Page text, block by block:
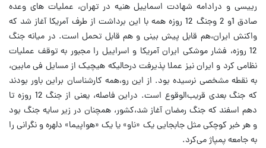
رییسی و درادامه شهادت اسماییل هنیه در تهران، عملیات های وعده
‌صادق 1و 2 وجنگ 12 روزه همه با این برداشت از طرف آمریکا آغاز شد که
واکنش ایران،هم ‌قابل پیش بینی و هم قابل تحمل است. در میانه جنگ
12 روزه، فشار موشکی ایران آمریکا و ‌اسراییل را مجبور به توقف عملیات
نظامی کرد و ایران نیز عملا پذیرفت درحالیکه هیچیک ‌از مسایل فی مابین،
به نقطه مشخصی نرسیده بود. از این رو،همه کارشناسان براین باور بودند
که ‌جنگ بعدی قریب‌الوقوع است. دراین فاصله، یعنی از جنگ 12 روزه تا
دهم اسفند که جنگ ‌رمضان آغاز شد،کشور، همچنان در زیر سایه جنگ بود
و هر خبر کوچکی مثل جابجایی یک ‌‌«ناو» یا یک «هواپیما» دلهره و نگرانی را
به جامعه پمپاژ می‌کرد.‌